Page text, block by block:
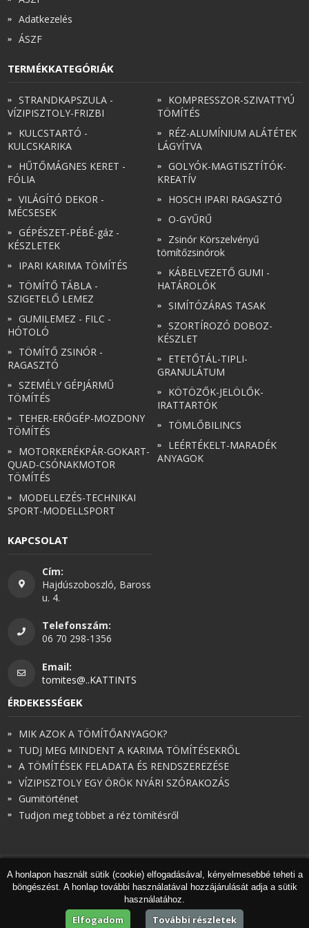
SIMÍTÓZÁRAS TASAK
ETETŐTÁL-TIPLI-GRANULÁTUM
TÖMLŐBILINCS
LEÉRTÉKELT-MARADÉK ANYAGOK
Adatkezelés
ÁSZF
TERMÉKKATEGÓRIÁK
STRANDKAPSZULA -
VÍZIPISZTOLY-FRIZBI
KULCSTARTÓ -
KULCSKARIKA
HŰTŐMÁGNES KERET -
FÓLIA
VILÁGÍTÓ DEKOR -
MÉCSESEK
GÉPÉSZET-PÉBÉ-gáz -
KÉSZLETEK
IPARI KARIMA TÖMÍTÉS
TÖMÍTŐ TÁBLA -
SZIGETELŐ LEMEZ
GUMILEMEZ - FILC -
HÓTOLÓ
TÖMÍTŐ ZSINÓR -
RAGASZTÓ
SZEMÉLY GÉPJÁRMŰ
TÖMÍTÉS
TEHER-ERŐGÉP-MOZDONY
TÖMÍTÉS
MOTORKERÉKPÁR-GOKART-
QUAD-CSÓNAKMOTOR
TÖMÍTÉS
MODELLEZÉS-TECHNIKAI
SPORT-MODELLSPORT
KOMPRESSZOR-SZIVATTYÚ
TÖMÍTÉS
RÉZ-ALUMÍNIUM ALÁTÉTEK
LÁGYÍTVA
GOLYÓK-MAGTISZTÍTÓK-
KREATÍV
HOSCH IPARI RAGASZTÓ
O-GYŰRŰ
Zsinór Körszelvényű
tömítőzsinórok
KÁBELVEZETŐ GUMI -
HATÁROLÓK
SIMÍTÓZÁRAS TASAK
SZORTÍROZÓ DOBOZ-
KÉSZLET
ETETŐTÁL-TIPLI-
GRANULÁTUM
KÖTÖZŐK-JELÖLŐK-
IRATTARTÓK
TÖMLŐBILINCS
LEÉRTÉKELT-MARADÉK
ANYAGOK
KAPCSOLAT
Cím:
Hajdúszoboszló, Baross
u. 4.
Telefonszám:
06 70 298-1356
Email:
tomites@..KATTINTS
ÉRDEKESSÉGEK
MIK AZOK A TÖMÍTŐANYAGOK?
TUDJ MEG MINDENT A KARIMA TÖMÍTÉSEKRŐL
A TÖMÍTÉSEK FELADATA ÉS RENDSZEREZÉSE
VÍZIPISZTOLY EGY ÖRÖK NYÁRI SZÓRAKOZÁS
Gumitörténet
Tudjon meg többet a réz tömítésről
© Török és Társai 2026 - Minden jog fenntartva
Honlapkészítés
, webdesign,keresőoptimalizálás
Expedient
Marketing tanácsadónk aMarketing Professzorok Kft.
A honlapon használt sütik (cookie) elfogadásával, kényelmesebbé teheti a
böngészést. A honlap további használatával hozzájárulását adja a sütik
használatához.
Elfogadom További részletek